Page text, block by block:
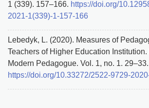
1 (339). 157–166. https://doi.org/
2021-1(339)-1-157-166
Lebedyk, L. (2020). Measures of
Teachers of Higher Education Institution.
Modern Pedagogue. Vol. 1, no. 1. 29–33.
https://doi.org/10.33272/2522-9729-